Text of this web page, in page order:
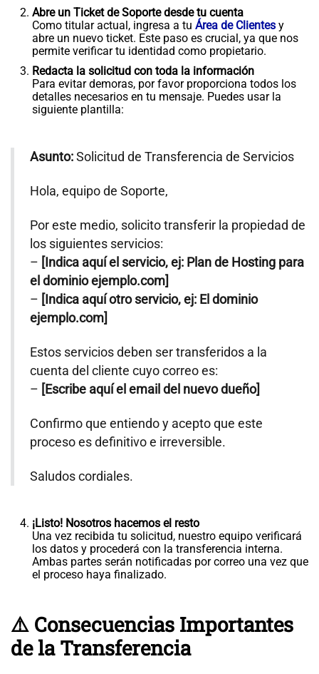
Abre un Ticket de Soporte desde tu cuenta
Como titular actual, ingresa a tu Área de Clientes y
abre un nuevo ticket. Este paso es crucial, ya que nos
permite verificar tu identidad como propietario.
Redacta la solicitud con toda la información
Para evitar demoras, por favor proporciona todos los
detalles necesarios en tu mensaje. Puedes usar la
siguiente plantilla:
Asunto:Solicitud de Transferencia de Servicios
Hola, equipo de Soporte,
Por este medio, solicito transferir la propiedad de
los siguientes servicios:
– [Indica aquí el servicio, ej: Plan de Hosting para
el dominio ejemplo.com]
– [Indica aquí otro servicio, ej: El dominio
ejemplo.com]
Estos servicios deben ser transferidos a la
cuenta del cliente cuyo correo es:
– [Escribe aquí el email del nuevo dueño]
Confirmo que entiendo y acepto que este
proceso es definitivo e irreversible.
Saludos cordiales.
¡Listo! Nosotros hacemos el resto
Una vez recibida tu solicitud, nuestro equipo verificará
los datos y procederá con la transferencia interna.
Ambas partes serán notificadas por correo una vez que
el proceso haya finalizado.
⚠️ Consecuencias Importantes
de la Transferencia